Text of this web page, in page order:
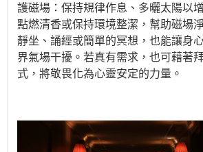
護磁場：保持規律作息、多曬太陽以
點燃清香或保持環境整潔，幫助磁場
靜坐、誦經或簡單的冥想，也能讓身
界氣場干擾。若真有需求，也可藉著
式，將敬畏化為心靈安定的力量。